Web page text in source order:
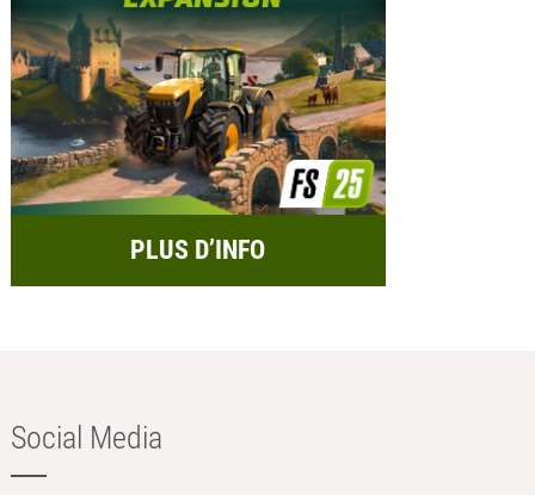
PLUS D’INFO
Social Media